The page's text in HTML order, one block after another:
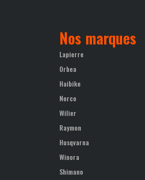
Nos marques
Lapierre
Orbea
Haibike
Norco
Wilier
Raymon
Husqvarna
Winora
Shimano